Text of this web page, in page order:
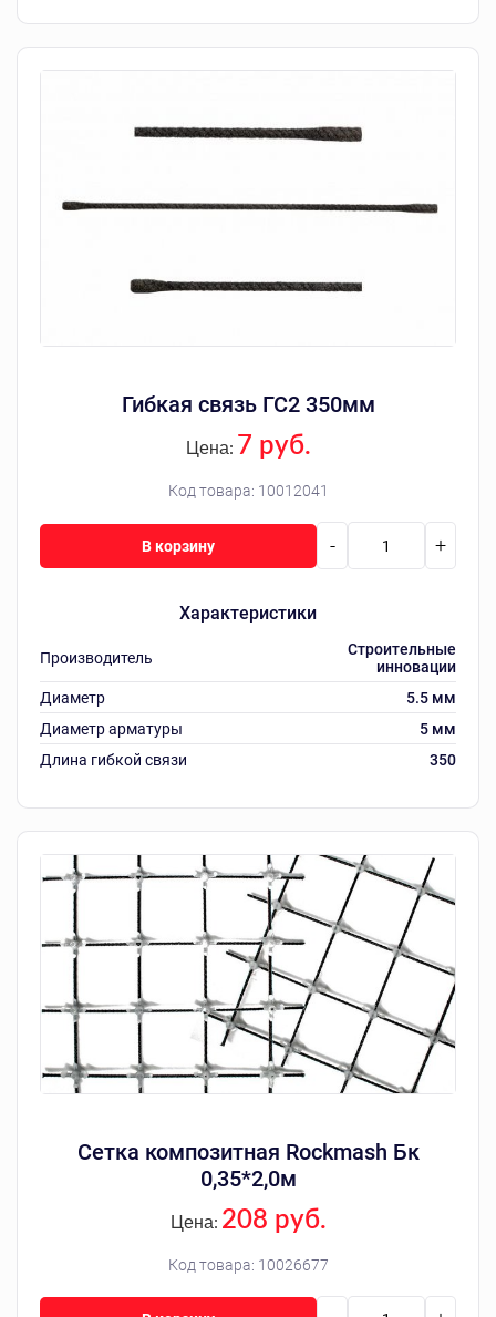
Гибкая связь ГС2 350мм
Код товара: 10012041
Цена: 7 руб.
Характеристики
Производитель
Строительные
инновации
Диаметр
5.5 мм
Диаметр арматуры
5 мм
Длина гибкой связи
350
- +
В корзину
Сетка композитная Rockmash Бк
0,35*2,0м
Код товара: 10026677
Цена: 208 руб.